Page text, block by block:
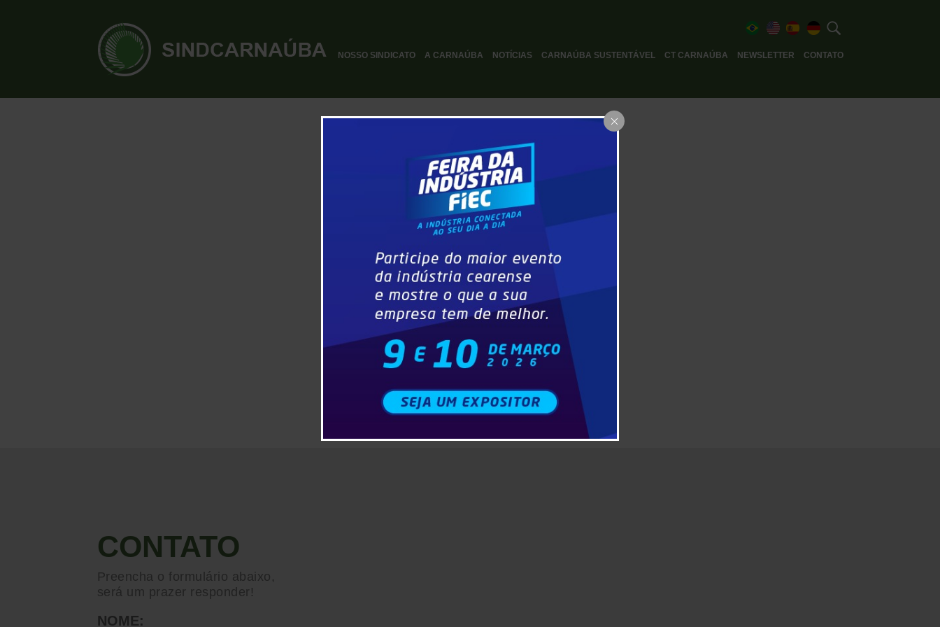
NOSSO SINDICATO A CARNAÚBA NOTÍCIAS CARNAÚBA SUSTENTÁVEL CT CARNAÚBA NEWSLETTER CONTATO
CONTATO
Preencha o formulário abaixo,
será um prazer responder!
NOME: